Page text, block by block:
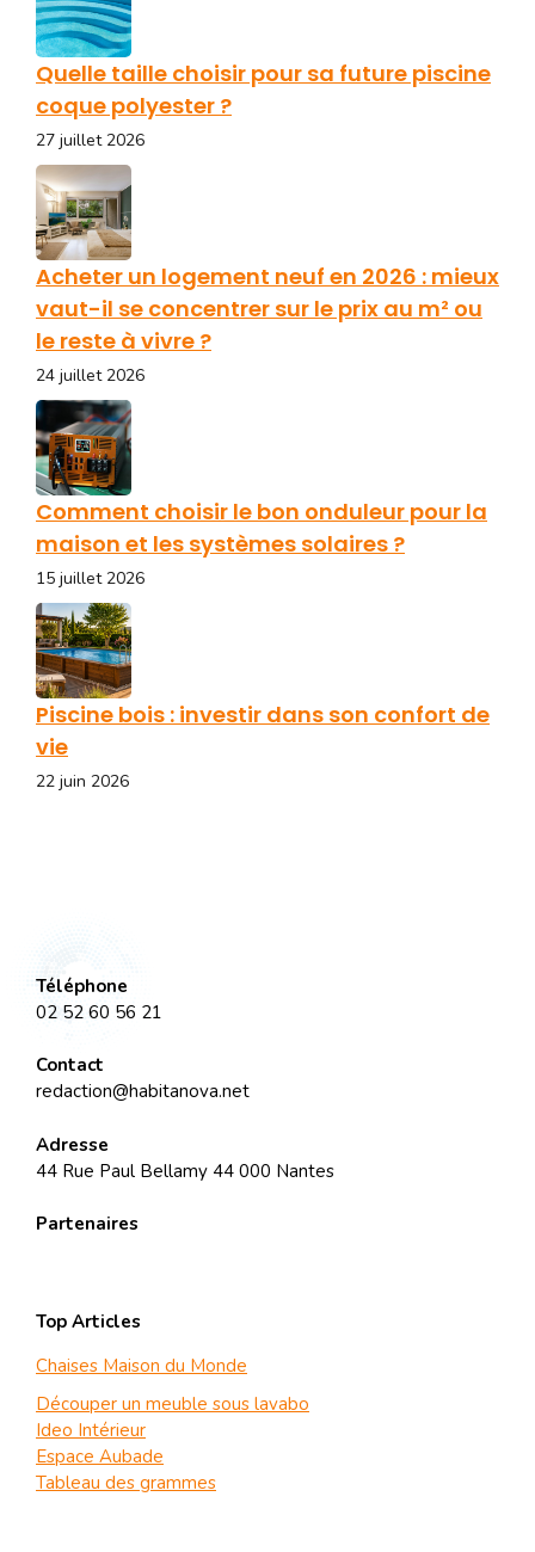
Quelle taille choisir pour sa future piscine
coque polyester ?
27 juillet 2026
Acheter un logement neuf en 2026 : mieux
vaut-il se concentrer sur le prix au m² ou
le reste à vivre ?
24 juillet 2026
Comment choisir le bon onduleur pour la
maison et les systèmes solaires ?
15 juillet 2026
Piscine bois : investir dans son confort de
vie
22 juin 2026
Téléphone
02 52 60 56 21
Contact
redaction@habitanova.net
Adresse
44 Rue Paul Bellamy 44 000 Nantes
Partenaires
Top Articles
Chaises Maison du Monde
Découper un meuble sous lavabo
Ideo Intérieur
Espace Aubade
Tableau des grammes